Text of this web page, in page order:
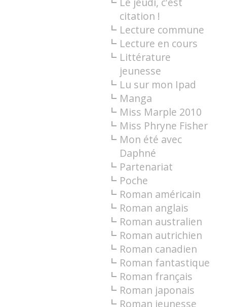
citation !
Lecture commune
Lecture en cours
Littérature
jeunesse
Lu sur mon Ipad
Manga
Miss Marple 2010
Miss Phryne Fisher
Mon été avec
Daphné
Partenariat
Poche
Roman américain
Roman anglais
Roman australien
Roman autrichien
Roman canadien
Roman fantastique
Roman français
Roman japonais
Roman jeunesse